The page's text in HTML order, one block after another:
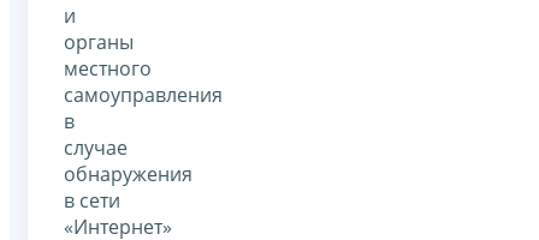
и
органы
местного
самоуправления
в
случае
обнаружения
в сети
«Интернет»